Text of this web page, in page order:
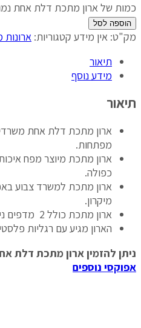
כמות של ארון מתכת דלת אחת
הוספה לסל
מק"ט: אין מידע קטגוריות:
תיאור
מידע נוסף
תיאור
מפתחות.
ארון מתכת מיוצר מפח
כפולה.
מיקרון.
ארון מתכת כולל 2 מדפים ניידים .
הארון מגיע עם רגליות
ניתן להזמין ארון מתכת דלת
אפוקסי נוספים